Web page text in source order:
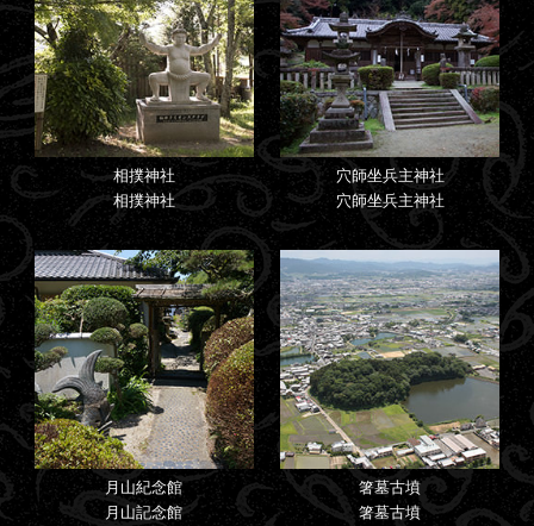
相撲神社
相撲神社
穴師坐兵主神社
穴師坐兵主神社
月山紀念館
月山記念館
箸墓古墳
箸墓古墳